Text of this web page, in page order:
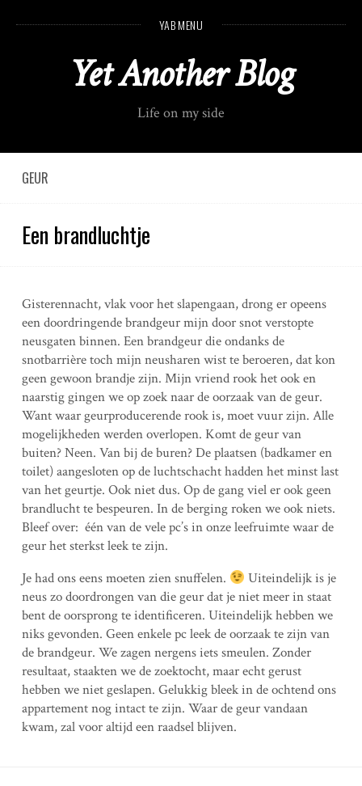
n
YAB MENU
Yet Another Blog
Life on my side
GEUR
Een brandluchtje
Gisterennacht, vlak voor het slapengaan, drong er opeens
een doordringende brandgeur mijn door snot verstopte
neusgaten binnen. Een brandgeur die ondanks de
snotbarrière toch mijn neusharen wist te beroeren, dat kon
geen gewoon brandje zijn. Mijn vriend rook het ook en
naarstig gingen we op zoek naar de oorzaak van de geur.
Want waar geurproducerende rook is, moet vuur zijn. Alle
mogelijkheden werden overlopen. Komt de geur van
buiten? Neen. Van bij de buren? De plaatsen (badkamer en
toilet) aangesloten op de luchtschacht hadden het minst last
van het geurtje. Ook niet dus. Op de gang viel er ook geen
brandlucht te bespeuren. In de berging roken we ook niets.
Bleef over: één van de vele pc’s in onze leefruimte waar de
geur het sterkst leek te zijn.
Je had ons eens moeten zien snuffelen.
Uiteindelijk is je
neus zo doordrongen van die geur dat je niet meer in staat
bent de oorsprong te identificeren. Uiteindelijk hebben we
niks gevonden. Geen enkele pc leek de oorzaak te zijn van
de brandgeur. We zagen nergens iets smeulen. Zonder
resultaat, staakten we de zoektocht, maar echt gerust
hebben we niet geslapen. Gelukkig bleek in de ochtend ons
appartement nog intact te zijn. Waar de geur vandaan
kwam, zal voor altijd een raadsel blijven.